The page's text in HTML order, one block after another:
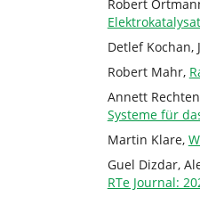
Robert
Detlef Kochan,
Robert Mahr,
Annett
Systeme für
Martin Klare,
Guel Dizdar,
RTe Journal: